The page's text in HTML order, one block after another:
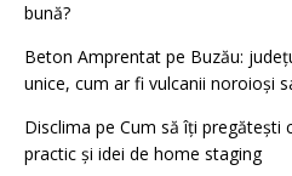
bună?
Beton Amprentat pe Buzău:
unice, cum ar fi vulcanii noroioși
Disclima pe Cum să îți pregătești
practic și idei de home staging